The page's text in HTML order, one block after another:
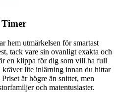
Timer
hem utmärkelsen för smartast
tack vare sin ovanligt exakta och
en klippa för dig som vill ha full
lite inlärning innan du hittar
är högre än snittet, men
och matentusiaster.